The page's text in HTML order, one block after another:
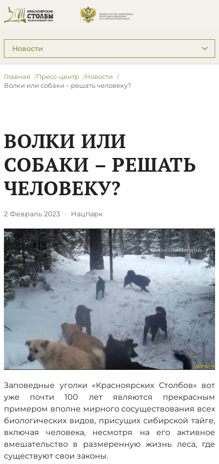
Подразделы: Пресс-центр
Главная Пресс-центр
Новости
​Волки или собаки – решать человеку?
​ВОЛКИ ИЛИ
СОБАКИ – РЕШАТЬ
ЧЕЛОВЕКУ?
2 Февраль 2023 · Нацпарк
Заповедные уголки «Красноярских Столбов» вот
уже почти 100 лет являются прекрасным
примером вполне мирного сосуществования всех
биологических видов, присущих сибирской тайге,
включая человека, несмотря на его активное
вмешательство в размеренную жизнь леса, где
существуют свои законы.